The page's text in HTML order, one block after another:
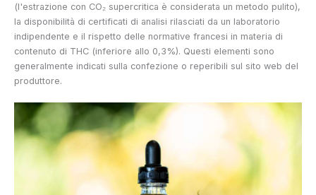
(l'estrazione con CO₂ supercritica è considerata un metodo pulito),
la disponibilità di certificati di analisi rilasciati da un laboratorio
indipendente e il rispetto delle normative francesi in materia di
contenuto di THC (inferiore allo 0,3%). Questi elementi sono
generalmente indicati sulla confezione o reperibili sul sito web del
produttore.